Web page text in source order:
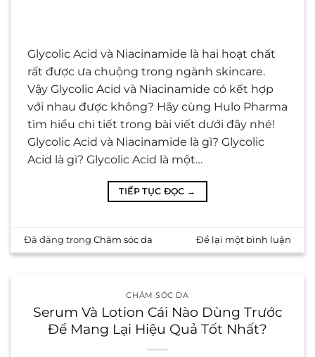
Glycolic Acid và Niacinamide là hai hoạt chất
rất được ưa chuộng trong ngành skincare.
Vậy Glycolic Acid và Niacinamide có kết hợp
với nhau được không? Hãy cùng Hulo Pharma
tìm hiểu chi tiết trong bài viết dưới đây nhé!
Glycolic Acid và Niacinamide là gì? Glycolic
Acid là gì? Glycolic Acid là một…
TIẾP TỤC ĐỌC →
Đã đăng trongChăm sóc da Để lại một bình luận
CHĂM SÓC DA
Serum Và Lotion Cái Nào Dùng Trước
Để Mang Lại Hiệu Quả Tốt Nhất?